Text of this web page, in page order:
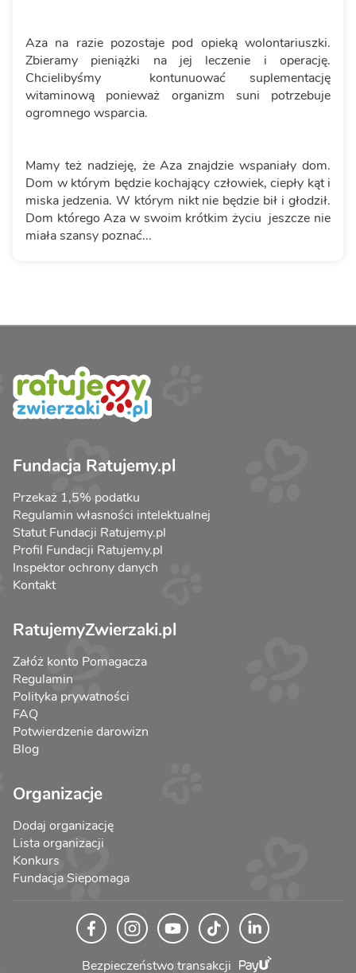
Aza na razie pozostaje pod opieką wolontariuszki.
Zbieramy pieniążki na jej leczenie i operację.
Chcielibyśmy kontunuować suplementację
witaminową ponieważ organizm suni potrzebuje
ogromnego wsparcia.
Mamy też nadzieję, że Aza znajdzie wspaniały dom.
Dom w którym będzie kochający człowiek, ciepły kąt i
miska jedzenia. W którym nikt nie będzie bił i głodził.
Dom którego Aza w swoim krótkim życiu jeszcze nie
miała szansy poznać...
Fundacja Ratujemy.pl
Przekaż 1,5% podatku
Regulamin własności intelektualnej
Statut Fundacji Ratujemy.pl
Profil Fundacji Ratujemy.pl
Inspektor ochrony danych
Kontakt
RatujemyZwierzaki.pl
Załóż konto Pomagacza
Regulamin
Polityka prywatności
FAQ
Potwierdzenie darowizn
Blog
Organizacje
Dodaj organizację
Lista organizacji
Konkurs
Fundacja Siepomaga
Bezpieczeństwo transakcji